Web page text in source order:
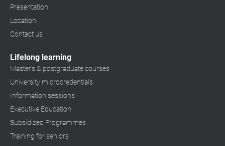
Presentation
Location
Contact us
Lifelong learning
Master's & postgraduate courses
University microcredentials
Information sessions
Executive Education
Subsidized Programmes
Training for seniors